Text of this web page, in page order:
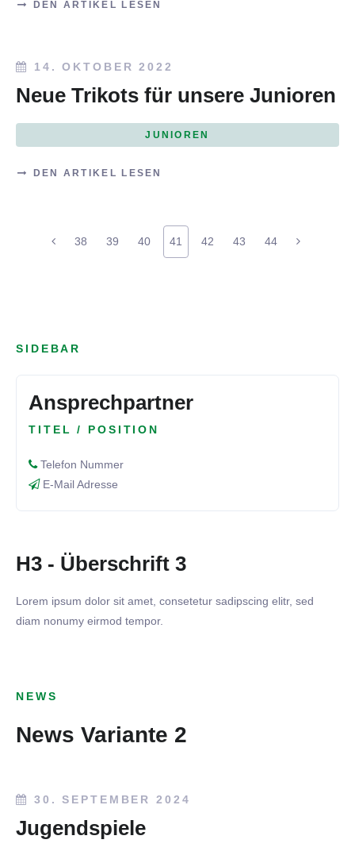
DEN ARTIKEL LESEN
14. OKTOBER 2022
Neue Trikots für unsere Junioren
JUNIOREN
DEN ARTIKEL LESEN
38 39 40 41 42 43 44
SIDEBAR
Ansprechpartner
TITEL / POSITION
Telefon Nummer
E-Mail Adresse
H3 - Überschrift 3
Lorem ipsum dolor sit amet, consetetur sadipscing elitr, sed
diam nonumy eirmod tempor.
NEWS
News Variante 2
30. SEPTEMBER 2024
Jugendspiele